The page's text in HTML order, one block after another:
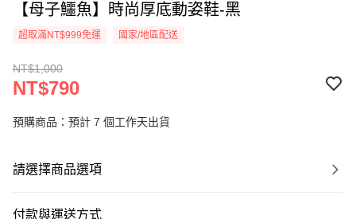
【母子鱷魚】時尚厚底動姿鞋-黑
超取滿NT$999免運 國家/地區配送
NT$1,000
NT$790
預購商品：預計 7 個工作天出貨
請選擇商品選項
付款與運送方式